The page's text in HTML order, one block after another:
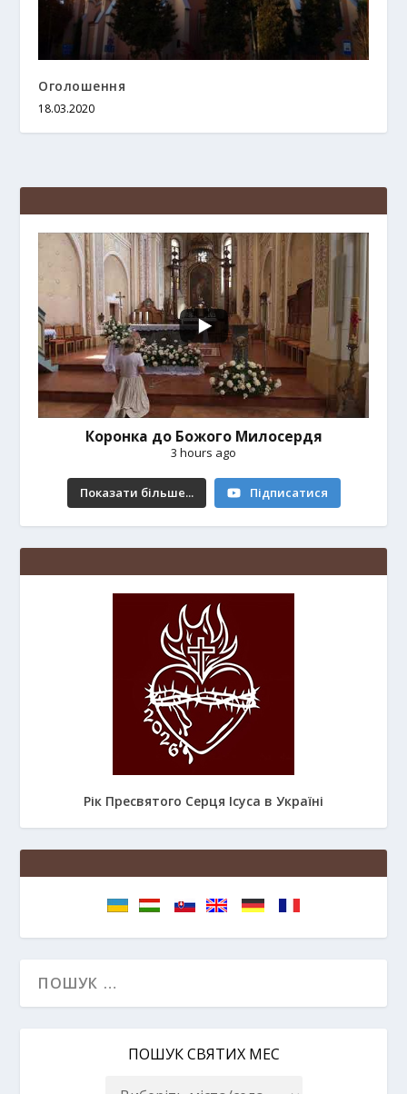
Оголошення
18.03.2020
Коронка до Божого Милосердя
3 hours ago
Показати більше... Підписатися
Рік Пресвятого Серця Ісуса в Україні
ПОШУК СВЯТИХ МЕС